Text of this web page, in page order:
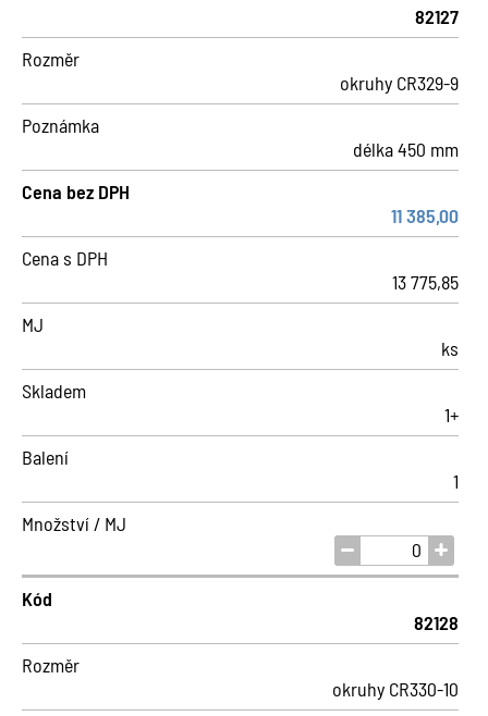
82127
Rozměr
okruhy CR329-9
Poznámka
délka 450 mm
Cena bez DPH
11 385,00
Cena s DPH
13 775,85
MJ
ks
Skladem
1+
Balení
1
Množství / MJ
Kód
82128
Rozměr
okruhy CR330-10